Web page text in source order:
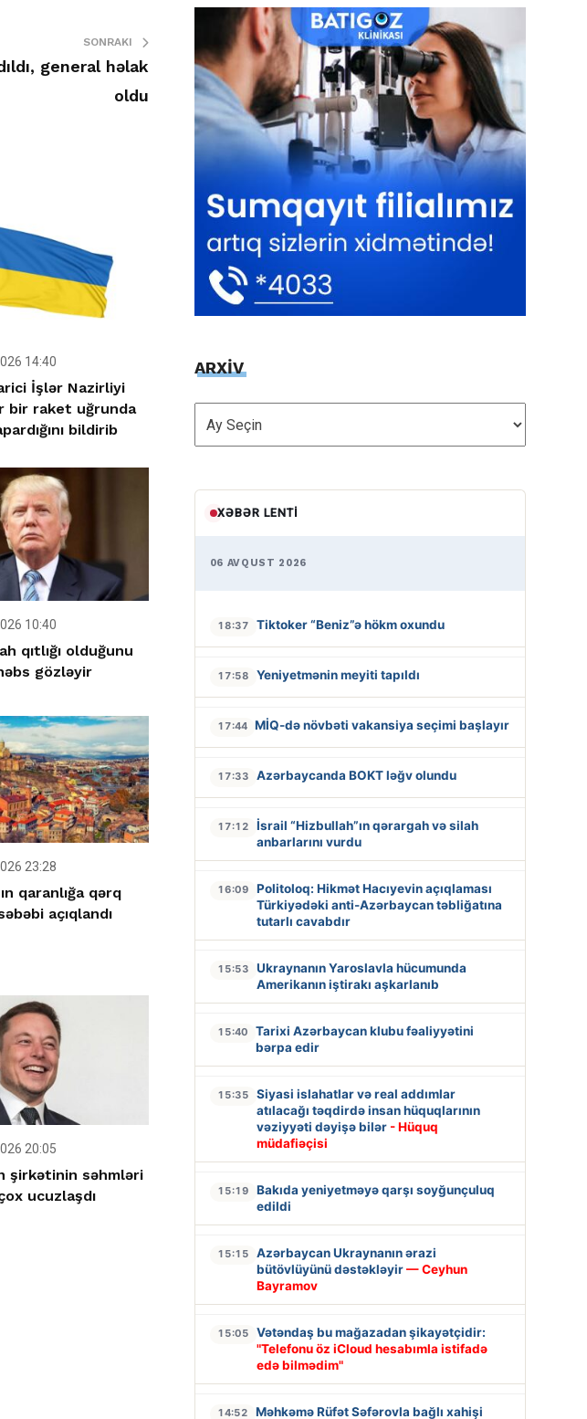
SONRAKI
general həlak
oldu
14:40
İşlər Nazirliyi
bir raket uğrunda
bildirib
10:40
qıtlığı olduğunu
gözləyir
23:28
qaranlığa qərq
açıqlandı
20:05
şirkətinin səhmləri
ucuzlaşdı
ARXİV
ARXİV
XƏBƏR LENTI
06 AVQUST 2026
18:37 Tiktoker “Beniz”ə hökm oxundu
17:58 Yeniyetmənin meyiti tapıldı
17:44 MİQ-də növbəti vakansiya seçimi başlayır
17:33 Azərbaycanda BOKT ləğv olundu
17:12
İsrail “Hizbullah”ın qərargah və silah
anbarlarını vurdu
16:09
Politoloq: Hikmət Hacıyevin açıqlaması
Türkiyədəki anti-Azərbaycan təbliğatına
tutarlı cavabdır
15:53
Ukraynanın Yaroslavla hücumunda
Amerikanın iştirakı aşkarlanıb
15:40
Tarixi Azərbaycan klubu fəaliyyətini
bərpa edir
15:35
Siyasi islahatlar və real addımlar
atılacağı təqdirdə insan hüquqlarının
vəziyyəti dəyişə bilər - Hüquq
müdafiəçisi
15:19
Bakıda yeniyetməyə qarşı soyğunçuluq
edildi
15:15
Azərbaycan Ukraynanın ərazi
bütövlüyünü dəstəkləyir— Ceyhun
Bayramov
15:05
Vətəndaş bu mağazadan şikayətçidir:
"Telefonu öz iCloud hesabımla istifadə
edə bilmədim"
14:52 Məhkəmə Rüfət Səfərovla bağlı xahişi